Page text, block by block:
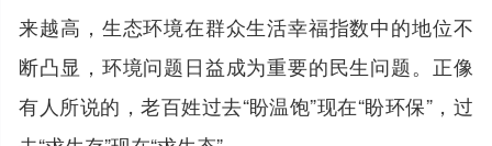
来越高，生态环境在群众生活幸福指数中的地位不
断凸显，环境问题日益成为重要的民生问题。正像
有人所说的，老百姓过去“盼温饱”现在“盼环保”，过